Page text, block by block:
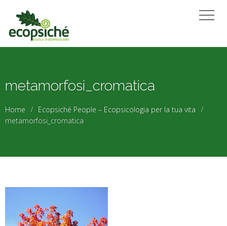
metamorfosi_cromatica
Home
Ecopsiché People – Ecopsicologia per la tua vita
metamorfosi_cromatica